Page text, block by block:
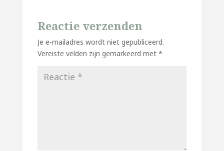
Reactie verzenden
Je e-mailadres wordt niet gepubliceerd.
Vereiste velden zijn gemarkeerd met *